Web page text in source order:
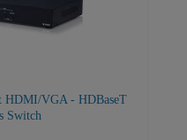
HDMI/VGA - HDBaseT
Switch